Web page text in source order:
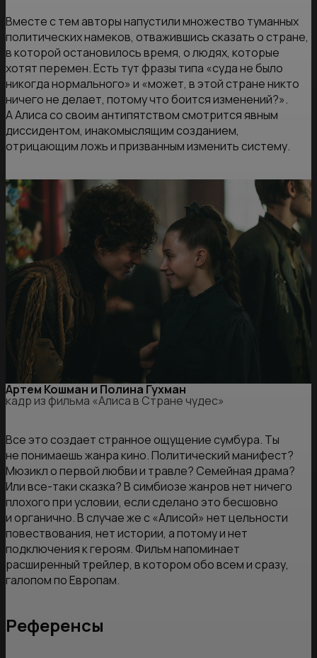
Вместе с тем авторы напустили множество туманных
политических намеков, отважившись сказать о стране,
в которой остановилось время, о людях, которые
хотят перемен. Есть тут фразы типа «суда не было
никогда нормального» и «может, в этой стране никто
ничего не делает, потому что боится изменений?».
А Алиса со своим антипятством смотрится явным
диссидентом, инакомыслящим созданием,
отрицающим ложь и призванным изменить систему.
Артем Кошман и Полина Гухман
кадр из фильма «Алиса в Стране чудес»
Все это создает странное ощущение сумбура. Ты
не понимаешь жанра кино. Политический манифест?
Мюзикл о первой любви и травле? Семейная драма?
Или все-таки сказка? В симбиозе жанров нет ничего
плохого при условии, если сделано это бесшовно
и органично. В случае же с «Алисой» нет цельности
повествования, нет истории, а потому и нет
подключения к героям. Фильм напоминает
расширенный трейлер, в котором обо всем и сразу,
галопом по Европам.
Референсы